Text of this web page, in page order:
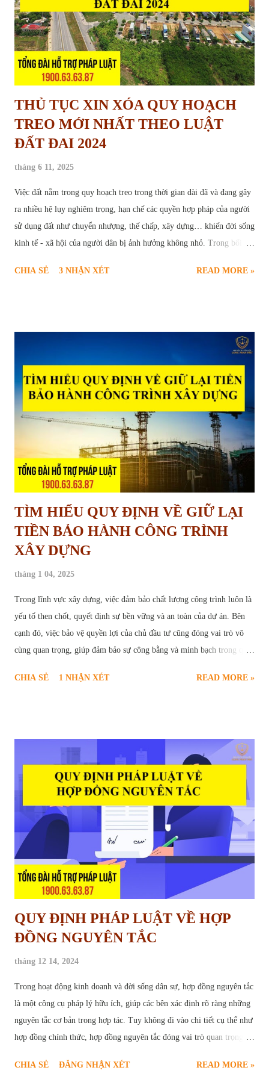
THỦ TỤC XIN XÓA QUY HOẠCH
TREO MỚI NHẤT THEO LUẬT
ĐẤT ĐAI 2024
tháng 6 11, 2025
Việc đất nằm trong quy hoạch treo trong thời gian dài đã và đang gây
ra nhiều hệ lụy nghiêm trọng, hạn chế các quyền hợp pháp của người
sử dụng đất như chuyển nhượng, thế chấp, xây dựng… khiến đời sống
kinh tế - xã hội của người dân bị ảnh hưởng không nhỏ. Trong bối
thiết và chính đáng của nhiều hộ gia đình, cá nhân. Để giúp người dân
mới nhất tại Luật Đất đai năm 2024. Thủ tục yêu cầu xóa quy hoạch
hoạch treo là hiện tượng một khu vực đất đã được xác định trong kế
hoạch sử dụng đất, dự kiến thực hiện dự án nhưng trong nhiều năm
không được triển khai trên thực tế, dẫn đến việc đất rơi vào tình trạng
“chờ đợi”, không được sử dụng đúng mục...
CHIA SẺ 3 NHẬN XÉT READ MORE »
TÌM HIỂU QUY ĐỊNH VỀ GIỮ LẠI
TIỀN BẢO HÀNH CÔNG TRÌNH
XÂY DỰNG
tháng 1 04, 2025
Trong lĩnh vực xây dựng, việc đảm bảo chất lượng công trình luôn là
yếu tố then chốt, quyết định sự bền vững và an toàn của dự án. Bên
cạnh đó, việc bảo vệ quyền lợi của chủ đầu tư cũng đóng vai trò vô
cùng quan trọng, giúp đảm bảo sự công bằng và minh bạch trong quá
thành một điều khoản phổ biến, được quy định rõ ràng trong các hợp
và toàn diện về quy định giữ lại tiền bảo hành công trình xây dựng.
Khi nào được giữ tiền bảo hành nhà ở của nhà thầu Mục Đích Giữ Lại
Tiền Bảo Hành Công Trình Tiền bảo hành công trình, về bản chất, là
sau khi công trình hoàn thành. Khoản tiền này đóng vai trò như một
"cam kết" từ phía nhà t...
CHIA SẺ 1 NHẬN XÉT READ MORE »
QUY ĐỊNH PHÁP LUẬT VỀ HỢP
ĐỒNG NGUYÊN TẮC
tháng 12 14, 2024
Trong hoạt động kinh doanh và đời sống dân sự, hợp đồng nguyên tắc
là một công cụ pháp lý hữu ích, giúp các bên xác định rõ ràng những
nguyên tắc cơ bản trong hợp tác. Tuy không đi vào chi tiết cụ thể như
hợp đồng chính thức, hợp đồng nguyên tắc đóng vai trò quan trọng,
sau đây sẽ cung cấp chi tiết quy định pháp luật về hợp đồng nguyên
CHIA SẺ ĐĂNG NHẬN XÉT READ MORE »